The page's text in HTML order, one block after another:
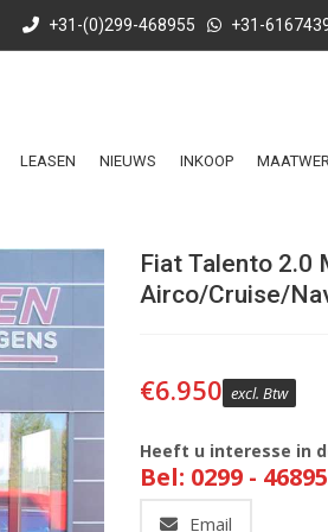
+31-(0)299-468955 +31-
LEASEN NIEUWS INKOOP
Fiat Talento 2.0
Airco/Cruise/
€6.950 excl. Btw
Heeft u interesse in
Bel: 0299 -
Email